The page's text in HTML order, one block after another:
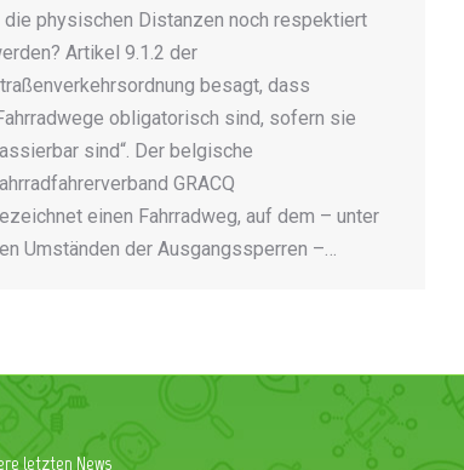
die physischen Distanzen noch respektiert
Artikel 9.1.2 der
besagt, dass
obligatorisch sind, sofern sie
sind“. Der belgische
GRACQ
einen Fahrradweg, auf dem – unter
Umständen der Ausgangssperren –…
letzten News